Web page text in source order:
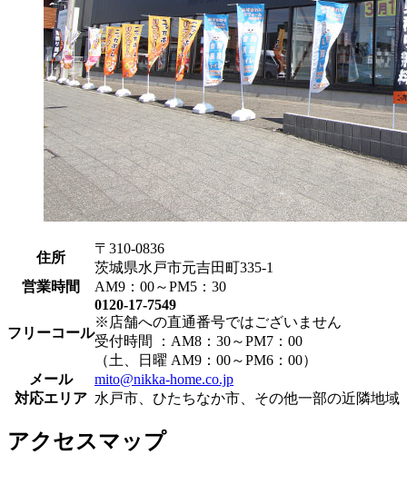
住所
〒310-0836
茨城県水戸市元吉田町335-1
営業時間
AM9：00～PM5：30
フリーコール
0120-17-7549
※店舗への直通番号ではございません
受付時間 ：AM8：30～PM7：00
（土、日曜 AM9：00～PM6：00）
メール
mito@nikka-home.co.jp
対応エリア 水戸市、ひたちなか市、その他一部の近隣地域
アクセスマップ